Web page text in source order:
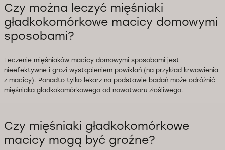
Czy można leczyć mięśniaki
gładkokomórkowe macicy domowymi
sposobami?
Leczenie mięśniaków macicy domowymi sposobami jest
nieefektywne i grozi wystąpieniem powikłań (na przykład krwawienia
z macicy). Ponadto tylko lekarz na podstawie badań może odróżnić
mięśniaka gładkokomórkowego od nowotworu złośliwego.
Czy mięśniaki gładkokomórkowe
macicy mogą być groźne?